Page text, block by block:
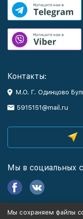
Контакты:
М.О. Г. Одинцово
5915151@mail.ru
Мы в социальных
Мы сохраняем файлы